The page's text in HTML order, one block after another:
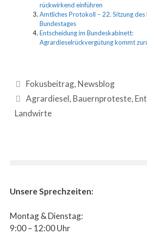
rückwirkend einführen
Amtliches Protokoll – 22. Sitzung des
Bundestages
Entscheidung im Bundeskabinett:
Agrardieselrückvergütung kommt
Fokusbeitrag, Newsblog
Agrardiesel, Bauernproteste,
Landwirte
Unsere Sprechzeiten:
Montag & Dienstag:
9:00 – 12:00 Uhr